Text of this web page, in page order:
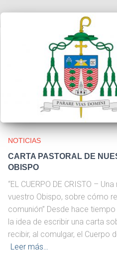
NOTICIAS
CARTA PASTORAL DE
OBISPO
“EL CUERPO DE CRISTO –
vuestro Obispo, sobre cómo
comunión” Desde hace
la idea de escribir una carta
recibir, al comulgar, el Cuerpo
Leer más…